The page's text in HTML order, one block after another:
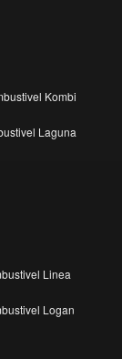
Kombi
Laguna
Linea
Logan